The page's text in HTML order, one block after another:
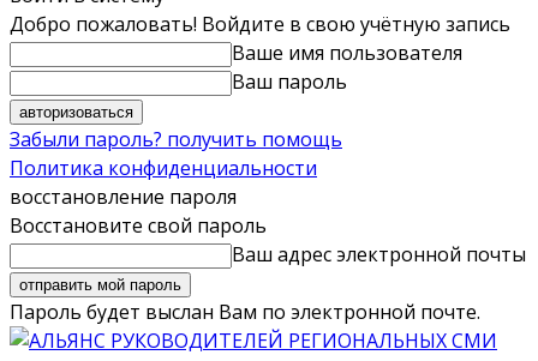
Добро пожаловать! Войдите в свою учётную запись
Ваше имя пользователя
Ваш пароль
Забыли пароль? получить помощь
Политика конфиденциальности
восстановление пароля
Восстановите свой пароль
Ваш адрес электронной почты
Пароль будет выслан Вам по электронной почте.